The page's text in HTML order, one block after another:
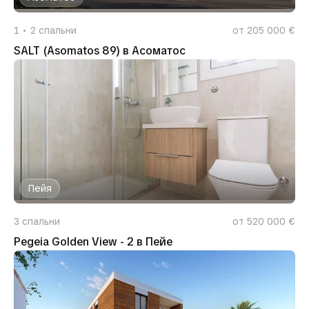
1 2 спальни от 205 000 €
SALT (Asomatos 89) в Асоматос
Пейя
3 спальни от 520 000 €
Pegeia Golden View - 2 в Пейе